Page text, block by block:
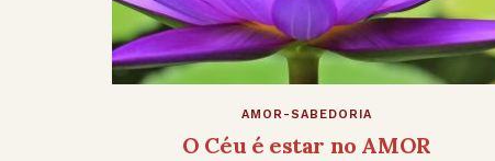
AMOR-SABEDORIA
O Céu é estar no AMOR